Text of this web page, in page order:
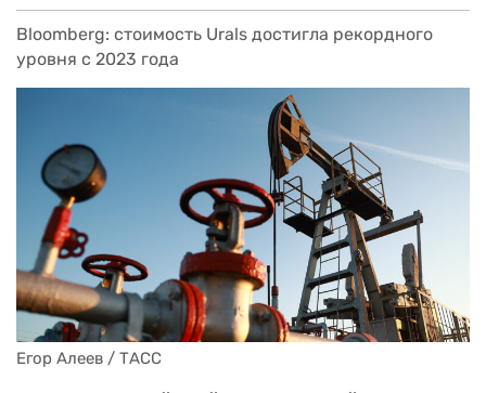
Bloomberg: стоимость Urals достигла рекордного
уровня с 2023 года
Егор Алеев / ТАСС